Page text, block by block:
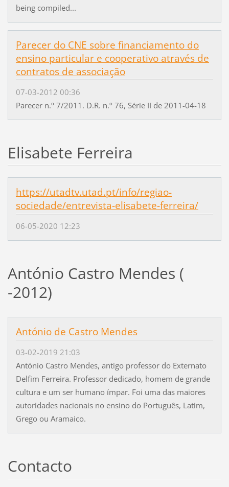
being compiled...
Parecer do CNE sobre financiamento do
ensino particular e cooperativo através de
contratos de associação
07-03-2012 00:36
Parecer n.º 7/2011. D.R. n.º 76, Série II de 2011-04-18
Elisabete Ferreira
https://utadtv.utad.pt/info/regiao-
sociedade/entrevista-elisabete-ferreira/
06-05-2020 12:23
António Castro Mendes (
-2012)
António de Castro Mendes
03-02-2019 21:03
António Castro Mendes, antigo professor do Externato
Delfim Ferreira. Professor dedicado, homem de grande
cultura e um ser humano ímpar. Foi uma das maiores
autoridades nacionais no ensino do Português, Latim,
Grego ou Aramaico.
Contacto